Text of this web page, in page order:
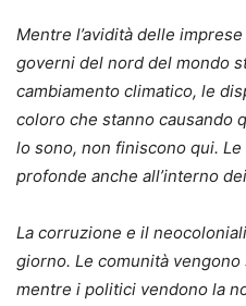
Mentre l’avidità delle
governi del nord del mondo
cambiamento climatico, le
coloro che stanno causando
lo sono, non finiscono qui.
profonde anche all’interno
La corruzione e il
giorno. Le comunità
mentre i politici vendono la